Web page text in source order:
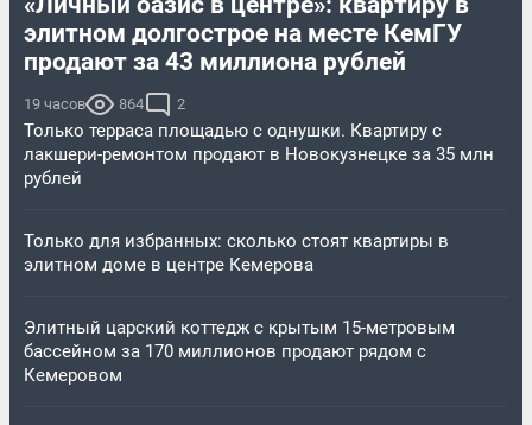
элитном долгострое на месте КемГУ
продают за 43 миллиона рублей
19 часов 864 2
Только терраса площадью с однушки. Квартиру с
лакшери-ремонтом продают в Новокузнецке за 35 млн
рублей
Только для избранных: сколько стоят квартиры в
элитном доме в центре Кемерова
Элитный царский коттедж c крытым 15-метровым
бассейном за 170 миллионов продают рядом с
Кемеровом